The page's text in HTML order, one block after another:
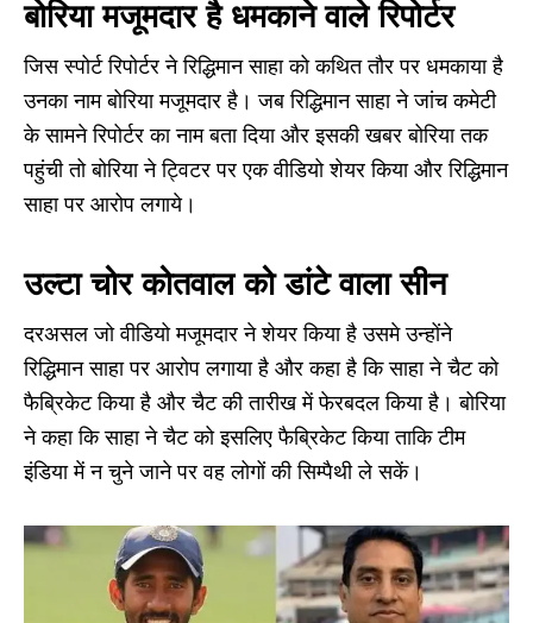
बोरिया मजूमदार है धमकाने वाले रिपोर्टर
जिस स्पोर्ट रिपोर्टर ने रिद्धिमान साहा को कथित तौर पर धमकाया है
उनका नाम बोरिया मजूमदार है। जब रिद्धिमान साहा ने जांच कमेटी
के सामने रिपोर्टर का नाम बता दिया और इसकी खबर बोरिया तक
पहुंची तो बोरिया ने ट्विटर पर एक वीडियो शेयर किया और रिद्धिमान
साहा पर आरोप लगाये।
उल्टा चोर कोतवाल को डांटे वाला सीन
दरअसल जो वीडियो मजूमदार ने शेयर किया है उसमे उन्होंने
रिद्धिमान साहा पर आरोप लगाया है और कहा है कि साहा ने चैट को
फैब्रिकेट किया है और चैट की तारीख में फेरबदल किया है। बोरिया
ने कहा कि साहा ने चैट को इसलिए फैब्रिकेट किया ताकि टीम
इंडिया में न चुने जाने पर वह लोगों की सिम्पैथी ले सकें।